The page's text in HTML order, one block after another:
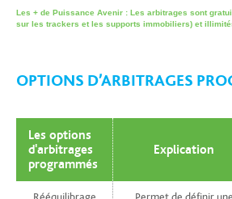
Les + de Puissance Avenir : Les arbitrages sont
sur les trackers et les supports immobiliers) et
OPTIONS D’ARBITRAGES
Les options
d'arbitrages
programmés
Explication